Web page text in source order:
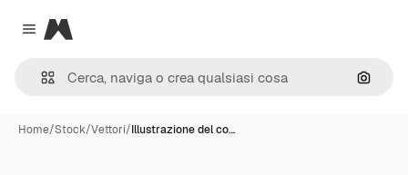
Close menu
Magnific
Cerca
Home/Stock/Vettori/Illustrazione del co…